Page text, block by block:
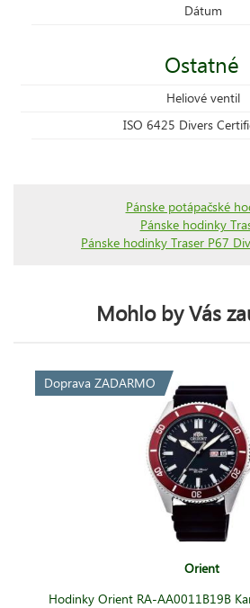
Dátum
Ostatné
Heliové ventil
ISO 6425 Divers
Pánske potápačské
Pánske hodinky
Pánske hodinky Traser P67
Mohlo by Vás
Doprava ZADARMO
Orient
Hodinky Orient RA-AA0011B19B